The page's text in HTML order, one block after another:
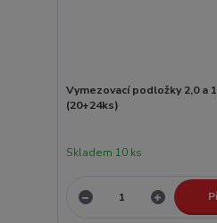
Vymezovací podložky 2,0 a
(20+24ks)
Skladem 10 ks